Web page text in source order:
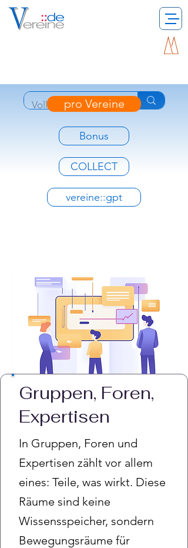
pro Vereine
Bonus
COLLECT
vereine::gpt
Gruppen, Foren,
Expertisen
In Gruppen, Foren und
Expertisen zählt vor allem
eines: Teile, was wirkt. Diese
Räume sind keine
Wissensspeicher, sondern
Bewegungsräume für